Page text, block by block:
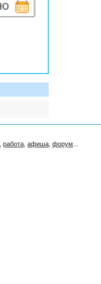
работа афиша форум